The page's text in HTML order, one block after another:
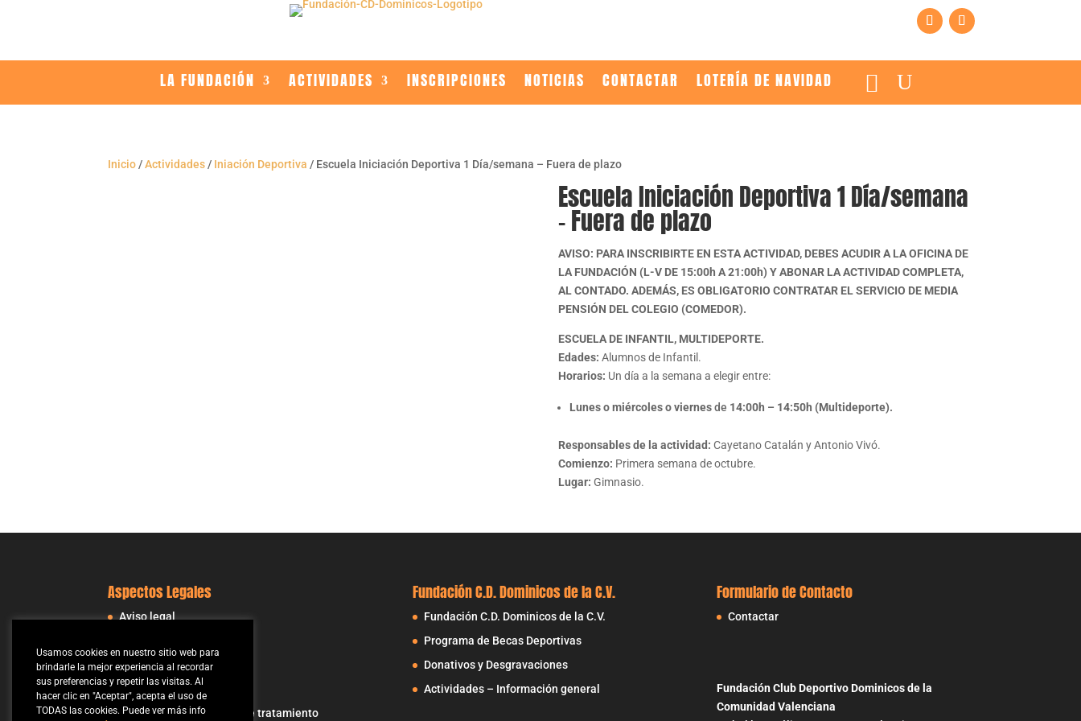
LA FUNDACIÓN ACTIVIDADES INSCRIPCIONES NOTICIAS CONTACTAR LOTERÍA DE NAVIDAD
Inicio /Actividades / Iniación Deportiva / Escuela Iniciación Deportiva 1 Día/semana – Fuera de plazo
Escuela Iniciación Deportiva 1 Día/semana
– Fuera de plazo
AVISO: PARA INSCRIBIRTE EN ESTA ACTIVIDAD, DEBES ACUDIR A LA OFICINA DE
LA FUNDACIÓN (L-V DE 15:00h A 21:00h) Y ABONAR LA ACTIVIDAD COMPLETA,
AL CONTADO. ADEMÁS, ES OBLIGATORIO CONTRATAR EL SERVICIO DE MEDIA
PENSIÓN DEL COLEGIO (COMEDOR).
ESCUELA DE INFANTIL, MULTIDEPORTE.
Edades: Alumnos de Infantil.
Horarios: Un día a la semana a elegir entre:
Lunes o miércoles o viernesde 14:00h – 14:50h (Multideporte).
Responsables de la actividad: Cayetano Catalán y Antonio Vivó.
Comienzo: Primera semana de octubre.
Lugar: Gimnasio.
Aspectos Legales
Aviso legal
Política de cookies
Política de privacidad
Registro de actividades de tratamiento
Fundación C.D. Dominicos de la C.V.
Fundación C.D. Dominicos de la C.V.
Programa de Becas Deportivas
Donativos y Desgravaciones
Actividades – Información general
Formulario de Contacto
Contactar
Fundación Club Deportivo Dominicos de la
Comunidad Valenciana
Usamos cookies en nuestro sitio web para
brindarle la mejor experiencia al recordar
sus preferencias y repetir las visitas. Al
hacer clic en "Aceptar", acepta el uso de
TODAS las cookies. Puede ver más info